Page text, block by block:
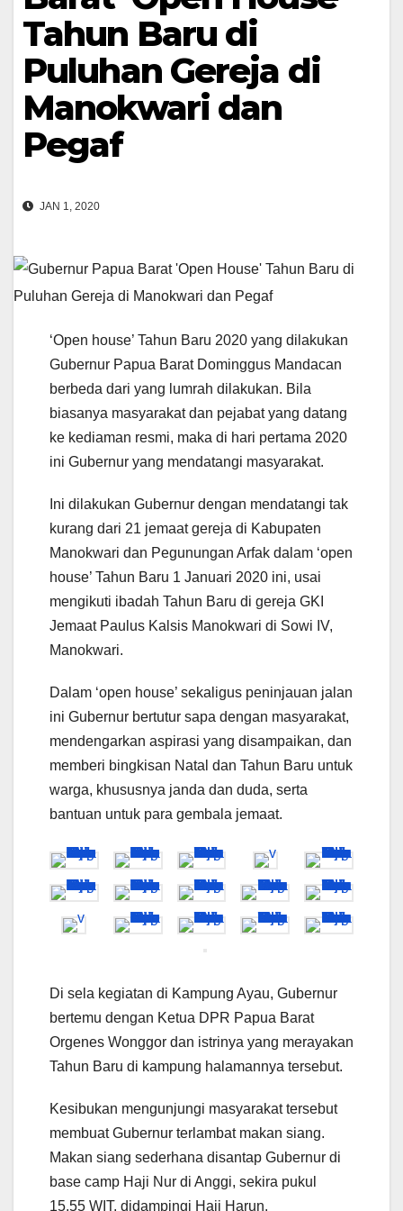
Tahun Baru di
Puluhan Gereja di
Manokwari dan
Pegaf
JAN 1, 2020
‘Open house’ Tahun Baru 2020 yang dilakukan
Gubernur Papua Barat Dominggus Mandacan
berbeda dari yang lumrah dilakukan. Bila
biasanya masyarakat dan pejabat yang datang
ke kediaman resmi, maka di hari pertama 2020
ini Gubernur yang mendatangi masyarakat.
Ini dilakukan Gubernur dengan mendatangi tak
kurang dari 21 jemaat gereja di Kabupaten
Manokwari dan Pegunungan Arfak dalam ‘open
house’ Tahun Baru 1 Januari 2020 ini, usai
mengikuti ibadah Tahun Baru di gereja GKI
Jemaat Paulus Kalsis Manokwari di Sowi IV,
Manokwari.
Dalam ‘open house’ sekaligus peninjauan jalan
ini Gubernur bertutur sapa dengan masyarakat,
mendengarkan aspirasi yang disampaikan, dan
memberi bingkisan Natal dan Tahun Baru untuk
warga, khususnya janda dan duda, serta
bantuan untuk para gembala jemaat.
Di sela kegiatan di Kampung Ayau, Gubernur
bertemu dengan Ketua DPR Papua Barat
Orgenes Wonggor dan istrinya yang merayakan
Tahun Baru di kampung halamannya tersebut.
Kesibukan mengunjungi masyarakat tersebut
membuat Gubernur terlambat makan siang.
Makan siang sederhana disantap Gubernur di
base camp Haji Nur di Anggi, sekira pukul
15.55 WIT, didampingi Haji Harun.